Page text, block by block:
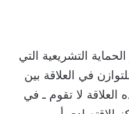
التشريعية التي
في العلاقة بين
العلاقة لا تقوم ـ في